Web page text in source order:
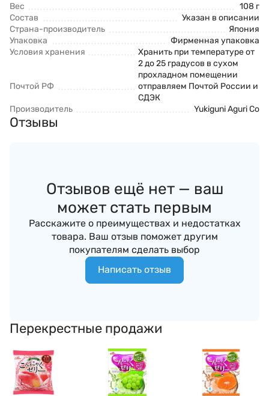
Вес
108 г
Состав
Указан в описании
Страна-производитель
Япония
Упаковка
Фирменная упаковка
Условия хранения
Хранить при температуре от
2 до 25 градусов в сухом
прохладном помещении
Почтой РФ
отправляем Почтой России и
СДЭК
Производитель
Yukiguni Aguri Co
Отзывы
Отзывов ещё нет — ваш
может стать первым
Расскажите о преимуществах и недостатках
товара. Ваш отзыв поможет другим
покупателям сделать выбор
Написать отзыв
Перекрестные продажи